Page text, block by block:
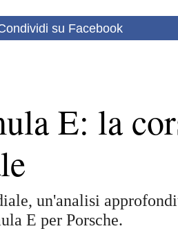
su Facebook
E: la
un'analisi
E per Porsche.